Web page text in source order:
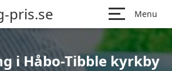
pris.se Menu
i Håbo-Tibble kyrkby